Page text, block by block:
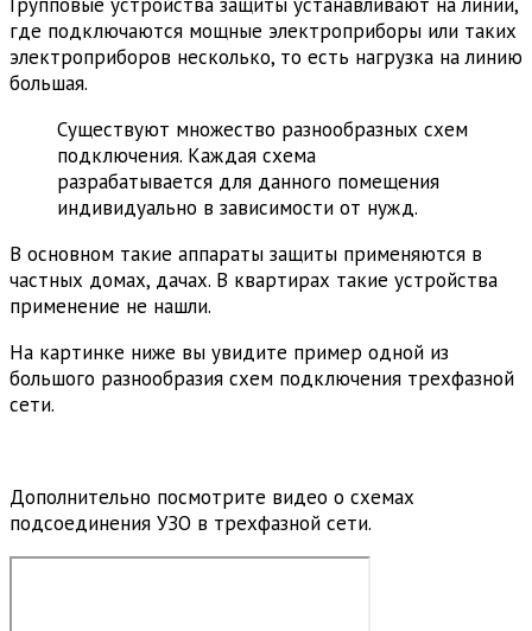
где подключаются мощные электроприборы или таких
электроприборов несколько, то есть нагрузка на линию
большая.
Существуют множество разнообразных схем
подключения. Каждая схема
разрабатывается для данного помещения
индивидуально в зависимости от нужд.
В основном такие аппараты защиты применяются в
частных домах, дачах. В квартирах такие устройства
применение не нашли.
На картинке ниже вы увидите пример одной из
большого разнообразия схем подключения трехфазной
сети.
Дополнительно посмотрите видео о схемах
подсоединения УЗО в трехфазной сети.